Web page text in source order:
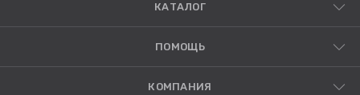
КАТАЛОГ
ПОМОЩЬ
КОМПАНИЯ